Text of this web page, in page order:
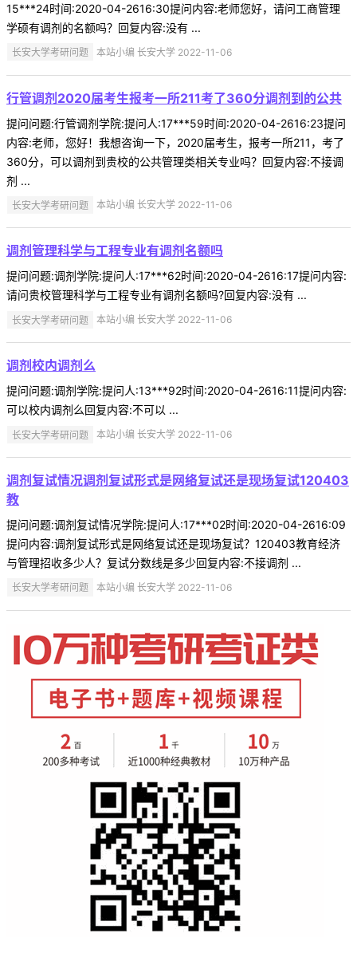
15***24时间:2020-04-2616:30提问内容:老师您好，请问工商管理
学硕有调剂的名额吗？回复内容:没有 ...
长安大学考研问题 本站小编 长安大学 2022-11-06
行管调剂2020届考生报考一所211考了360分调剂到的公共
提问问题:行管调剂学院:提问人:17***59时间:2020-04-2616:23提问
内容:老师，您好！我想咨询一下，2020届考生，报考一所211，考了
360分，可以调剂到贵校的公共管理类相关专业吗？回复内容:不接调
剂 ...
长安大学考研问题 本站小编 长安大学 2022-11-06
调剂管理科学与工程专业有调剂名额吗
提问问题:调剂学院:提问人:17***62时间:2020-04-2616:17提问内容:
请问贵校管理科学与工程专业有调剂名额吗?回复内容:没有 ...
长安大学考研问题 本站小编 长安大学 2022-11-06
调剂校内调剂么
提问问题:调剂学院:提问人:13***92时间:2020-04-2616:11提问内容:
可以校内调剂么回复内容:不可以 ...
长安大学考研问题 本站小编 长安大学 2022-11-06
调剂复试情况调剂复试形式是网络复试还是现场复试120403
教
提问问题:调剂复试情况学院:提问人:17***02时间:2020-04-2616:09
提问内容:调剂复试形式是网络复试还是现场复试？120403教育经济
与管理招收多少人？复试分数线是多少回复内容:不接调剂 ...
长安大学考研问题 本站小编 长安大学 2022-11-06